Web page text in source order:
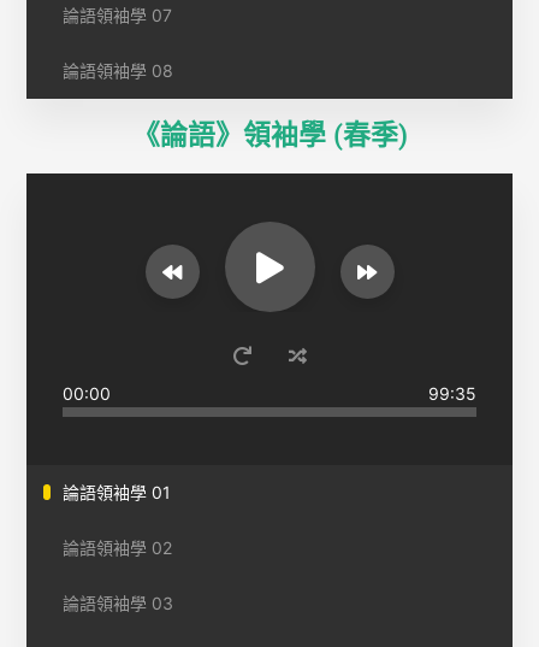
論語領袖學 07
論語領袖學 08
《論語》領袖學 (春季)
00:00 99:35
論語領袖學 01
論語領袖學 02
論語領袖學 03